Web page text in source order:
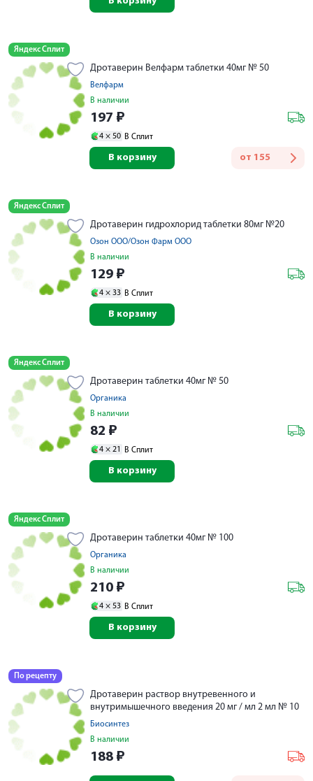
Яндекс Сплит
Дротаверин Велфарм таблетки 40мг № 50
Велфарм
В наличии
197 ₽
4 × 50 В Сплит
от 155
В корзину
Яндекс Сплит
Дротаверин гидрохлорид таблетки 80мг №20
Озон ООО/Озон Фарм ООО
В наличии
129 ₽
4 × 33 В Сплит
В корзину
Яндекс Сплит
Дротаверин таблетки 40мг № 50
Органика
В наличии
82 ₽
4 × 21 В Сплит
В корзину
Яндекс Сплит
Дротаверин таблетки 40мг № 100
Органика
В наличии
210 ₽
4 × 53 В Сплит
В корзину
По рецепту
Дротаверин раствор внутревенного и
внутримышечного введения 20 мг / мл 2 мл № 10
Биосинтез
В наличии
188 ₽